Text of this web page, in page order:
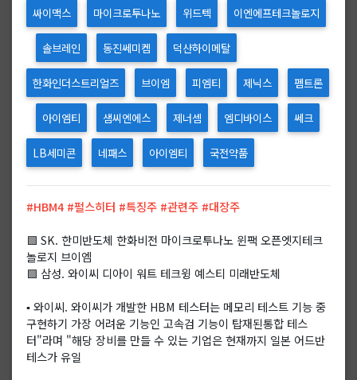
싸이맥스 마이크로투나노 위드텍 이엔에프테크놀로지
솔브레인 동진쎄미켐 덕산하이메탈
한화인더스트리얼즈 브이엠 피엠티 제닉스 펨트론
아이엠티 샘씨엔에스 제너셈 엠디바이스 쎄크
LB세미콘 네패스 아이엠티 국전약품
#HBM4 #펄스히터 #특징주 #관련주 #대장주
🟩 SK. 한미반도체 한화비전 마이크로투나노 윈팩 오픈엣지테크
놀로지 브이엠
🟩 삼성. 와이씨 디아이 워트 테크윙 예스티 미래반도체
▪️ 와이씨. 와이씨가 개발한 HBM 테스터는 메모리 테스트 기능 중
구현하기 가장 어려운 기능인 고속검 기능이 탑재된통합 테스
터"라며 "해당 장비를 만들 수 있는 기업은 현재까지 일본 어드반
테스가 유일